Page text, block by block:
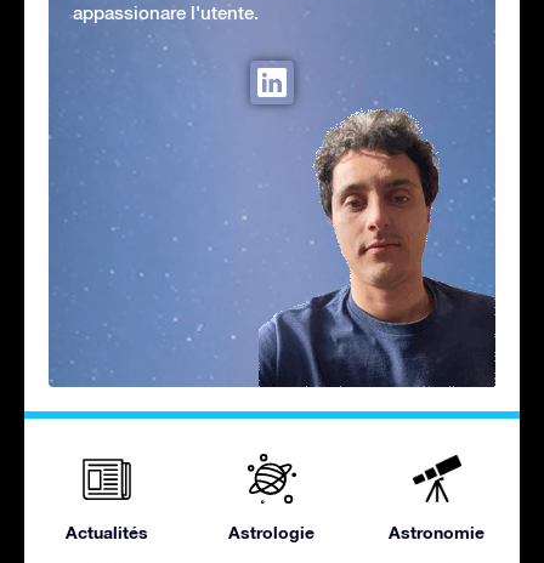
appassionare l'utente.
Actualités Astrologie Astronomie